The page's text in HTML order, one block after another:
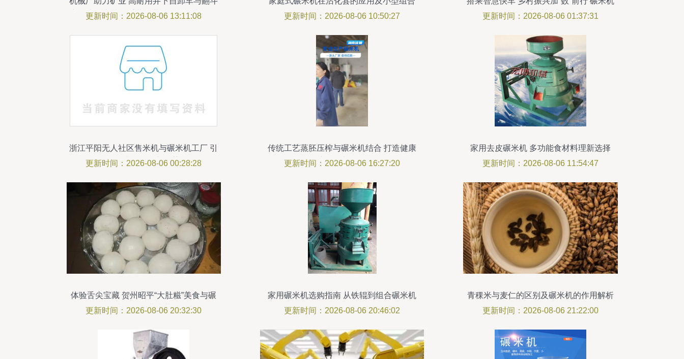
车，大马力胜任重载作业，另有碾米机销
更新时间：2026-08-06 13:11:08
打米机制作技术解析
更新时间：2026-08-06 10:50:27
的湘村新生
更新时间：2026-08-06 01:37:31
浙江平阳无人社区售米机与碾米机工厂 引
领碾米机销售新趋势
更新时间：2026-08-06 00:28:28
传统工艺蒸胚压榨与碾米机结合 打造健康
产品的新路径
更新时间：2026-08-06 16:27:20
家用去皮碾米机 多功能食材料理新选择
更新时间：2026-08-06 11:54:47
体验舌尖宝藏 贺州昭平“大肚糍”美食与碾
米机的行业火花
更新时间：2026-08-06 20:32:30
家用碾米机选购指南 从铁辊到组合碾米机
的全面解析
更新时间：2026-08-06 20:46:02
青稞米与麦仁的区别及碾米机的作用解析
更新时间：2026-08-06 21:22:00